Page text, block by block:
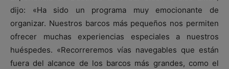
dijo: «Ha sido un programa muy emocionante de
organizar. Nuestros barcos más pequeños nos permiten
ofrecer muchas experiencias especiales a nuestros
huéspedes. «Recorreremos vías navegables que están
fuera del alcance de los barcos más grandes, como el